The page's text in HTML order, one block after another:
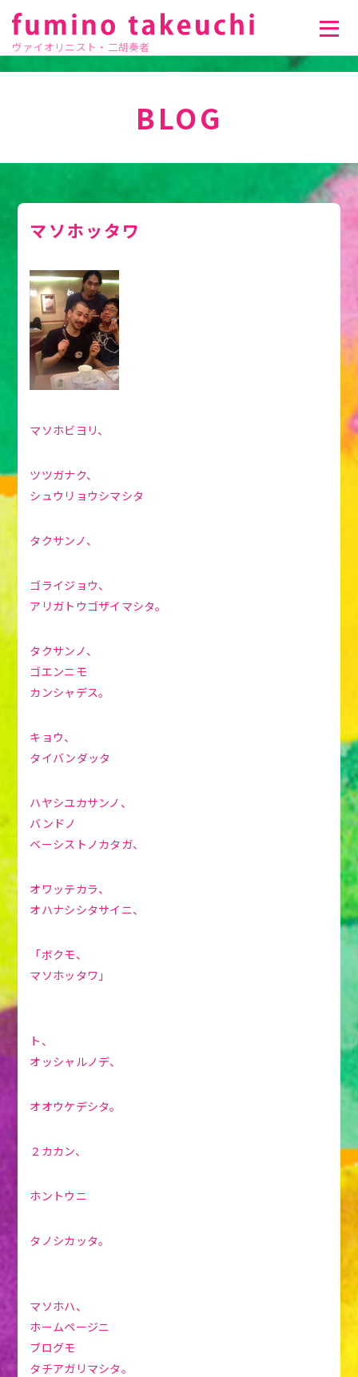
ヴァイオリニスト・二胡奏者
BLOG
マソホッタワ
マソホビヨリ、
ツツガナク、
シュウリョウシマシタ
タクサンノ、
ゴライジョウ、
アリガトウゴザイマシタ。
タクサンノ、
ゴエンニモ
カンシャデス。
キョウ、
タイバンダッタ
ハヤシユカサンノ、
バンドノ
ベーシストノカタガ、
オワッテカラ、
オハナシシタサイニ、
「ボクモ、
マソホッタワ」
ト、
オッシャルノデ、
オオウケデシタ。
２カカン、
ホントウニ
タノシカッタ。
マソホハ、
ホームページニ
ブログモ
タチアガリマシタ。